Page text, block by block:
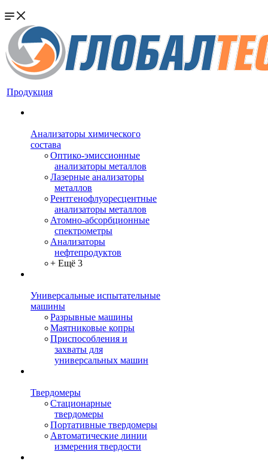
Продукция
Анализаторы химического
состава
Оптико-эмиссионные
анализаторы металлов
Лазерные анализаторы
металлов
Рентгенофлуоресцентные
анализаторы металлов
Атомно-абсорбционные
спектрометры
Анализаторы
нефтепродуктов
+ Ещё 3
Универсальные испытательные
машины
Разрывные машины
Маятниковые копры
Приспособления и
захваты для
универсальных машин
Твердомеры
Стационарные
твердомеры
Портативные твердомеры
Автоматические линии
измерения твердости